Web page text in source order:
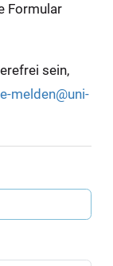
Formular
sein,
melden@uni-